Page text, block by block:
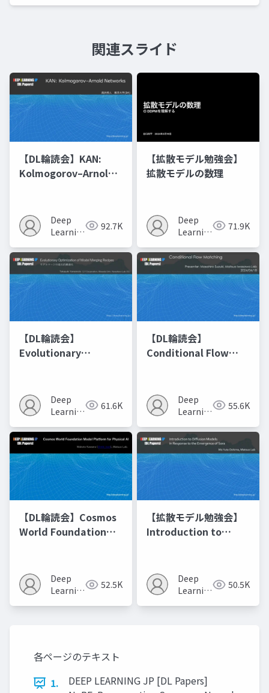
関連スライド
【DL輪読会】KAN:
Kolmogorov–Arnold
Deep
Learning
92.7K
【拡散モデル勉強会】
拡散モデルの数理
Deep
Learning
71.9K
【DL輪読会】
Evolutionary
Recipes モデルマージ
の進化的最適化
Deep
Learning
61.6K
【DL輪読会】
Conditional Flow
Deep
Learning
55.6K
【DL輪読会】Cosmos
World Foundation
Deep
Learning
52.5K
【拡散モデル勉強会】
Introduction to
Deep
Learning
50.5K
各ページのテキスト
1.
DEEP LEARNING JP [DL Papers]